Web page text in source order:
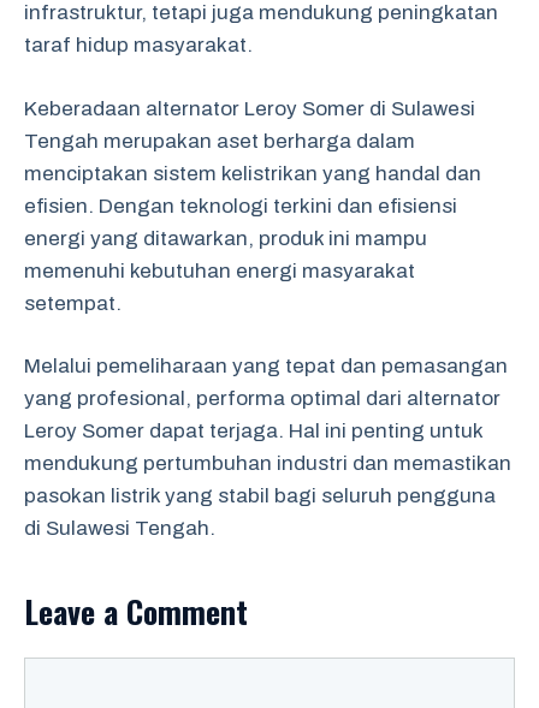
infrastruktur, tetapi juga mendukung peningkatan
taraf hidup masyarakat.
Keberadaan alternator Leroy Somer di Sulawesi
Tengah merupakan aset berharga dalam
menciptakan sistem kelistrikan yang handal dan
efisien. Dengan teknologi terkini dan efisiensi
energi yang ditawarkan, produk ini mampu
memenuhi kebutuhan energi masyarakat
setempat.
Melalui pemeliharaan yang tepat dan pemasangan
yang profesional, performa optimal dari alternator
Leroy Somer dapat terjaga. Hal ini penting untuk
mendukung pertumbuhan industri dan memastikan
pasokan listrik yang stabil bagi seluruh pengguna
di Sulawesi Tengah.
Leave a Comment